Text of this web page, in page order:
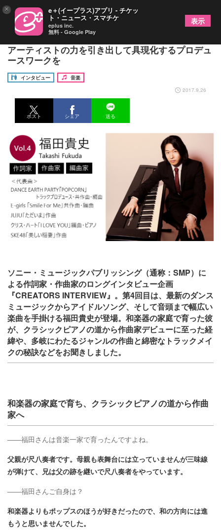
『CREATORS INTERVIEW vol.4 福田貴史』 ――
アーティストの力を引き出して具現化するプロデュ
ースワークを
インタビュー
音楽
2017.9.26
ポスト シェア 送る
ソニー・ミュージックパブリッシング（通称：SMP）に
よる作詞家・作曲家のロングインタビュー企画
『CREATORS INTERVIEW』。第4回目は、最新のダンス
ミュージックからアイドルソング、そして音頭まで幅広い
楽曲を手掛ける福田貴史が登場。和楽器の家庭で育った彼
が、クラシックピアノの道から作曲家デビューに至った経
緯や、多岐にわたるジャンルの作曲と綿密なトラックメイ
クの秘訣などをお聞きしました。
和楽器の家庭で育ち、クラシックピアノの道から作曲
家へ
――福田さんは音楽一家で育ったんですよね。
父親が尺八奏者です。母親も表舞台には立っていませんが三味線
が弾けて、兄は父の跡を継いで尺八奏者をやっています。
――福田さんご自身は？
和楽器よりもポップスのほうが好きだったので、和の方向には進
もうと思いませんでした。
× e＋(イープラス)アプリ - チケッ
ト・ニュース・スマチケ
eplus inc.
無料 - Google Play
表示